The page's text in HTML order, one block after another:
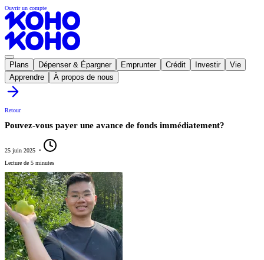
Ouvrir un compte
Plans Dépenser & Épargner Emprunter Crédit Investir
Vie
Apprendre
À propos de nous
Retour
Pouvez-vous payer une avance de fonds immédiatement?
25 juin 2025 •
Lecture de 5 minutes